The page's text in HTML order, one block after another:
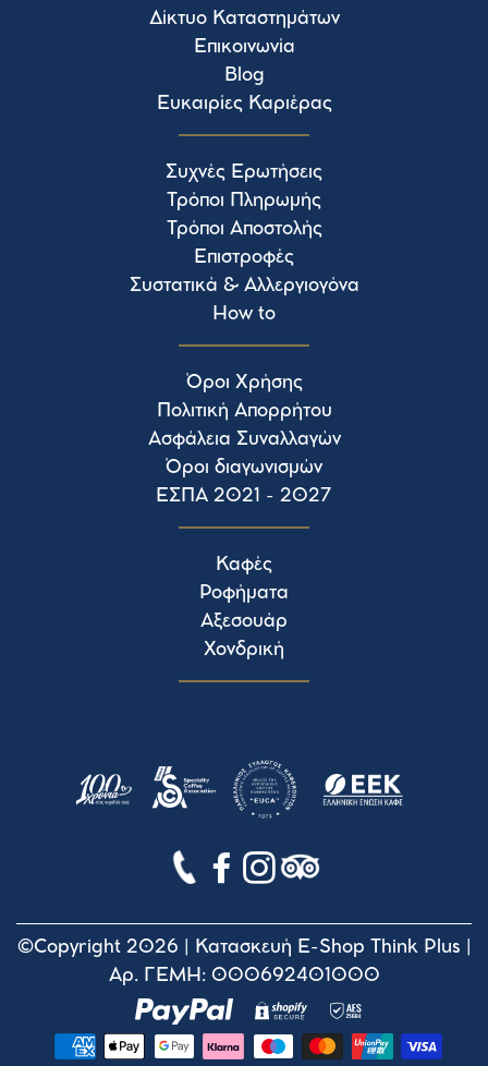
Δίκτυο Καταστημάτων
Επικοινωνία
Blog
Ευκαιρίες Καριέρας
Συχνές Ερωτήσεις
Τρόποι Πληρωμής
Τρόποι Αποστολής
Επιστροφές
Συστατικά & Αλλεργιογόνα
How to
Όροι Χρήσης
Πολιτική Απορρήτου
Ασφάλεια Συναλλαγών
Όροι διαγωνισμών
ΕΣΠΑ 2021 - 2027
Καφές
Ροφήματα
Αξεσουάρ
Χονδρική
©Copyright 2026 | Κατασκευή E-Shop Think Plus
Αρ. ΓΕΜΗ: 000692401000
Τρόποι